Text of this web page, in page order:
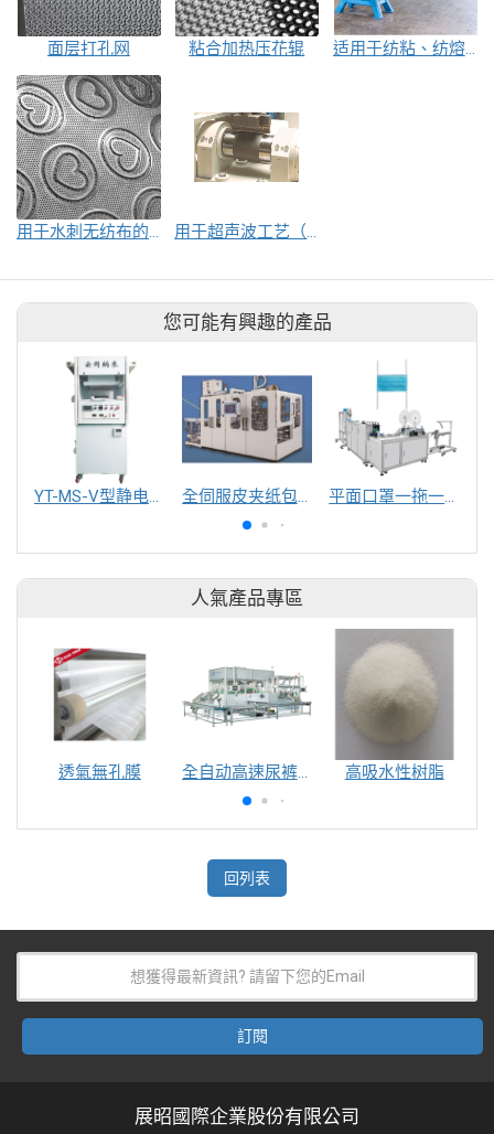
面层打孔网 粘合加热压花辊 适用于纺粘、纺熔和热粘合的压延机辊筒（雕版和平版）
用于水刺无纺布的网及辊筒 用于超声波工艺（如层压、压花或切割）的支承辊
您可能有興趣的產品
YT-MS-V型静电纺丝实验室设备 全伺服皮夹纸包装机 平面口罩一拖一绑带式口罩机
人氣產品專區
透氣無孔膜 全自动高速尿裤包装机（自动换号） 高吸水性树脂
回列表
展昭國際企業股份有限公司